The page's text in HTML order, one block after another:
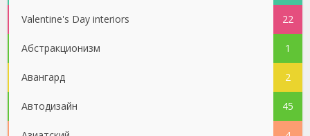
Valentine's Day interiors 22
Абстракционизм 1
Авангард 2
Автодизайн 45